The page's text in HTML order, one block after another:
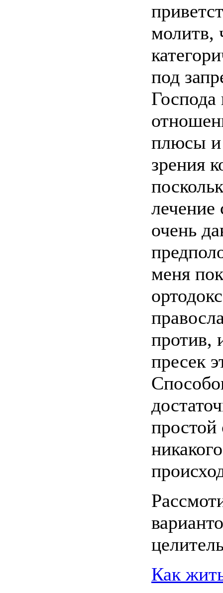
молитв,
под
плюсы и
зрения
лечение
очень
меня
против,
пресек
простой
Как